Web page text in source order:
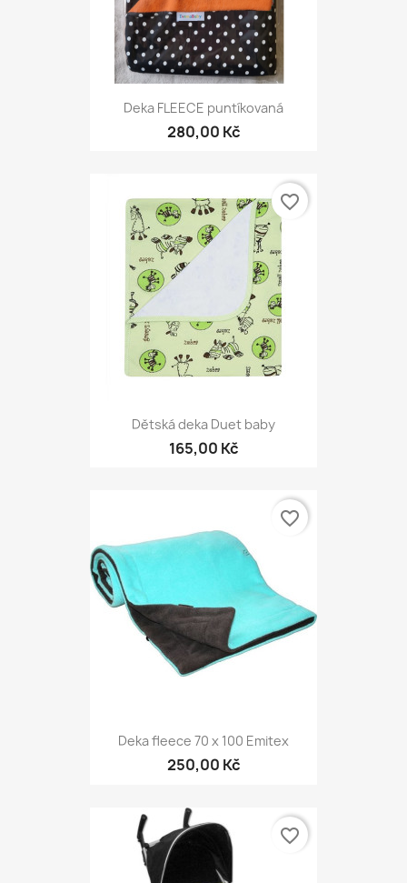
Deka FLEECE puntíkovaná
280,00 Kč
Dětská deka Duet baby
165,00 Kč
favorite_border
Deka fleece 70 x 100 Emitex
250,00 Kč
favorite_border
favorite_border